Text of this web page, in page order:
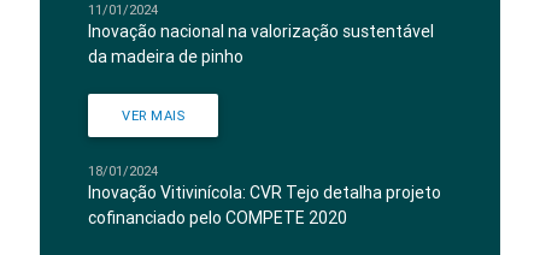
11/01/2024
Inovação nacional na valorização sustentável
da madeira de pinho
VER MAIS
18/01/2024
Inovação Vitivinícola: CVR Tejo detalha projeto
cofinanciado pelo COMPETE 2020